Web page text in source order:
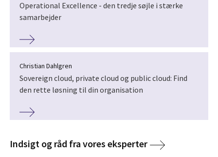
Operational Excellence - den tredje søjle i stærke
samarbejder
Christian Dahlgren
Sovereign cloud, private cloud og public cloud: Find
den rette løsning til din organisation
Indsigt og råd fra vores eksperter